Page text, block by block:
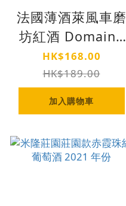
法國薄酒萊風車磨
坊紅酒 Domaine
Berrod 2021年
HK$168.00
HK$189.00
加入購物車